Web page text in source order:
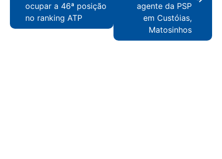
ocupar a 46ª posição
no ranking ATP
agente da PSP
em Custóias,
Matosinhos